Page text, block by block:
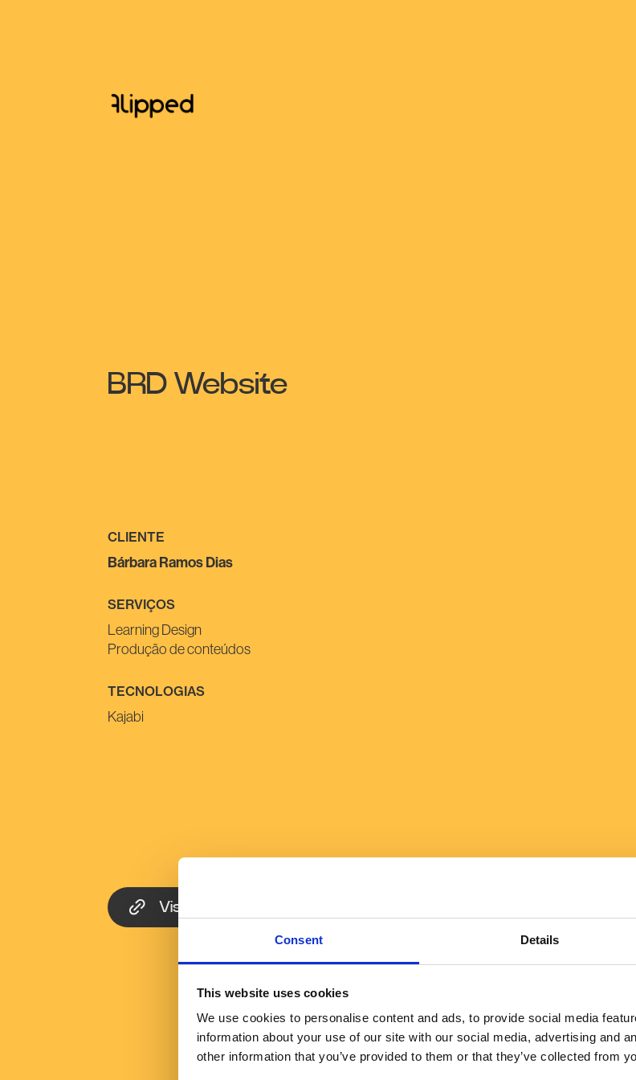
Consent Details
This website uses cookies
We use cookies to personalise content and ads, to provide social media
information about your use of our site with our social media, advertising and
other information that you’ve provided to them or that they’ve collected from
BRD Website
CLIENTE
Bárbara Ramos Dias
SERVIÇOS
Learning Design
Produção de conteúdos
TECNOLOGIAS
Kajabi
Visitar website